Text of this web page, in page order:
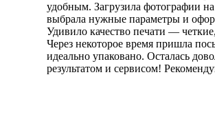
удобным. Загрузила фотографии
выбрала нужные параметры и
Удивило качество печати —
Через некоторое время пришла
идеально упаковано. Осталась
результатом и сервисом!